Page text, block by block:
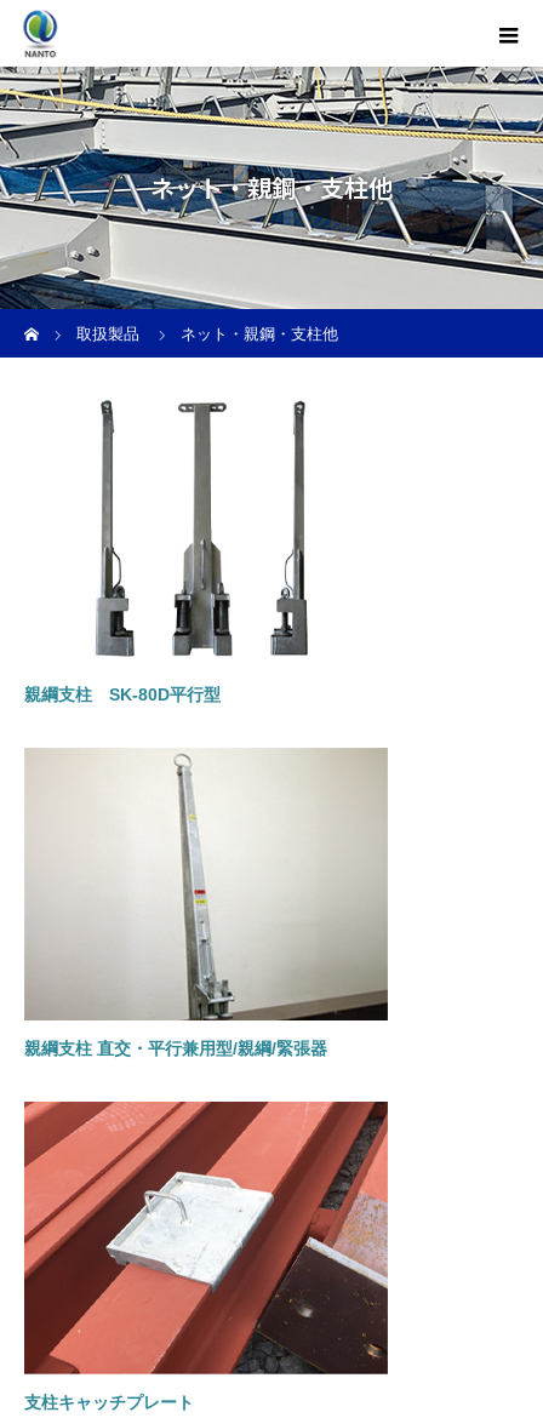
ネット・親鋼・支柱他
取扱製品
ネット・親鋼・支柱他
親綱支柱 SK-80D平行型
親綱支柱 直交・平行兼用型/親綱/緊張器
支柱キャッチプレート